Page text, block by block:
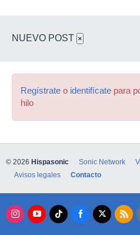
NUEVO POST ×
Regístrate o identifícate para
hilo
© 2026 Hispasonic Sonic Network
Avisos legales
Contacto